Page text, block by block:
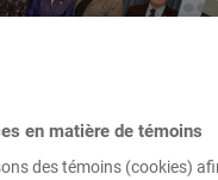
en matière de témoins
des témoins (cookies)